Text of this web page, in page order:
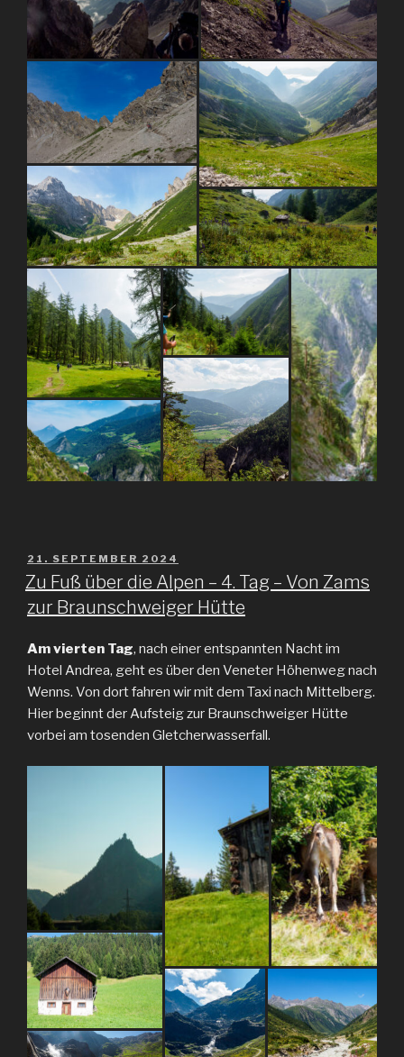
VERÖFFENTLICHT
AM
21. SEPTEMBER 2024
Zu Fuß über die Alpen – 4. Tag – Von Zams
zur Braunschweiger Hütte
Am vierten Tag, nach einer entspannten Nacht im
Hotel Andrea, geht es über den Veneter Höhenweg nach
Wenns. Von dort fahren wir mit dem Taxi nach Mittelberg.
Hier beginnt der Aufsteig zur Braunschweiger Hütte
vorbei am tosenden Gletcherwasserfall.